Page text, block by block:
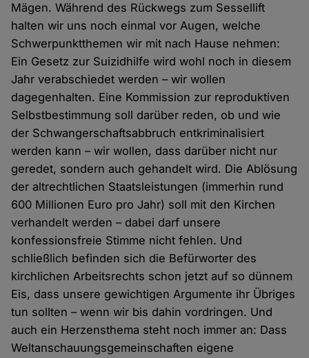
Mägen. Während des Rückwegs zum Sessellift
halten wir uns noch einmal vor Augen, welche
Schwerpunktthemen wir mit nach Hause nehmen:
Ein Gesetz zur Suizidhilfe wird wohl noch in diesem
Jahr verabschiedet werden – wir wollen
dagegenhalten. Eine Kommission zur reproduktiven
Selbstbestimmung soll darüber reden, ob und wie
der Schwangerschaftsabbruch entkriminalisiert
werden kann – wir wollen, dass darüber nicht nur
geredet, sondern auch gehandelt wird. Die Ablösung
der altrechtlichen Staatsleistungen (immerhin rund
600 Millionen Euro pro Jahr) soll mit den Kirchen
verhandelt werden – dabei darf unsere
konfessionsfreie Stimme nicht fehlen. Und
schließlich befinden sich die Befürworter des
kirchlichen Arbeitsrechts schon jetzt auf so dünnem
Eis, dass unsere gewichtigen Argumente ihr Übriges
tun sollten – wenn wir bis dahin vordringen. Und
auch ein Herzensthema steht noch immer an: Dass
Weltanschauungsgemeinschaften eigene